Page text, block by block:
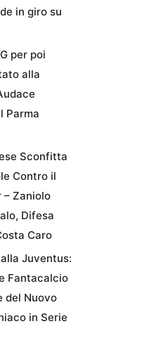
in giro su
per poi
alla
Parma
Sconfitta
Contro il
– Zaniolo
Difesa
Caro
Juventus:
Fantacalcio
del Nuovo
in Serie